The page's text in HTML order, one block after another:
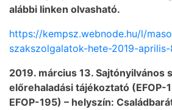
alábbi linken olvasható.
https://kempsz.webnode.hu/l/
szakszolgalatok-hete-2019-
2019. március 13. Sajtónyilvános
előrehaladási tájékoztató (EFOP-
EFOP-195) – helyszín: